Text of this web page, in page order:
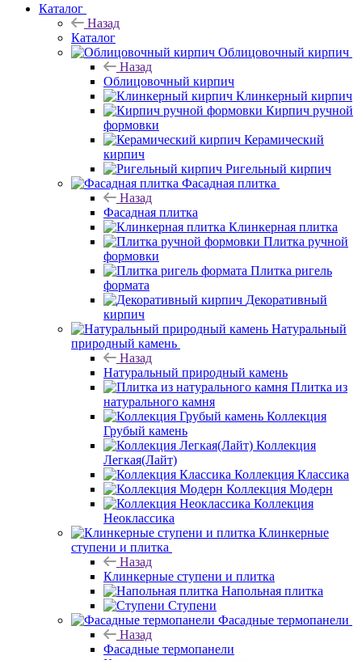
Каталог
Назад
Каталог
Облицовочный кирпич
Назад
Облицовочный кирпич
Клинкерный кирпич
Кирпич ручной
формовки
Керамический
кирпич
Ригельный кирпич
Фасадная плитка
Назад
Фасадная плитка
Клинкерная плитка
Плитка ручной
формовки
Плитка ригель
формата
Декоративный
кирпич
Натуральный
природный камень
Назад
Натуральный природный камень
Плитка из
натурального камня
Коллекция
Грубый камень
Коллекция
Легкая(Лайт)
Коллекция Классика
Коллекция Модерн
Коллекция
Неоклассика
Клинкерные
ступени и плитка
Назад
Клинкерные ступени и плитка
Напольная плитка
Ступени
Фасадные термопанели
Назад
Фасадные термопанели